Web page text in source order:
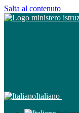
Salta al contenuto
Italiano